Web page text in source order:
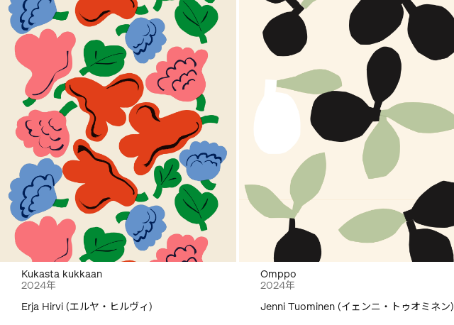
Kukasta kukkaan
2024年
Erja Hirvi (エルヤ・ヒルヴィ)
Omppo
2024年
Jenni Tuominen (イェンニ・トゥオミネン)